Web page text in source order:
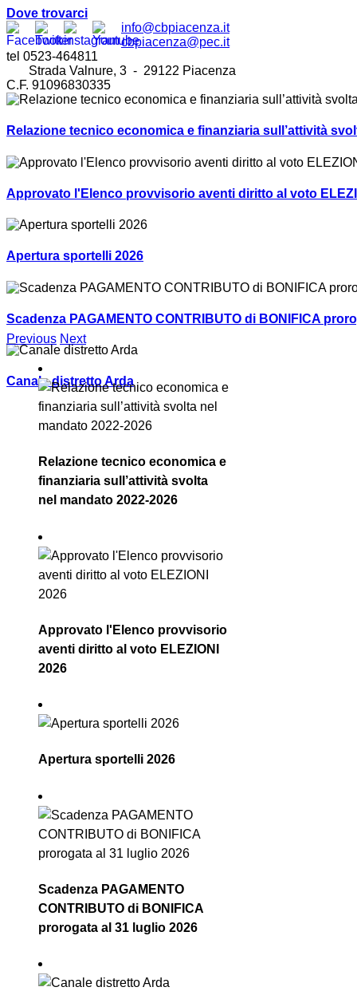
Dove trovarci
info@cbpiacenza.it
cbpiacenza@pec.it
tel 0523-464811
Strada Valnure, 3 - 29122 Piacenza
C.F. 91096830335
Relazione tecnico economica e finanziaria sull’attività
Approvato l'Elenco provvisorio aventi diritto al voto
Apertura sportelli 2026
Scadenza PAGAMENTO CONTRIBUTO di BONIFICA
Canale distretto Arda
Previous Next
Relazione tecnico economica e
finanziaria sull’attività svolta
nel mandato 2022-2026
Approvato l'Elenco provvisorio
aventi diritto al voto ELEZIONI
2026
Apertura sportelli 2026
Scadenza PAGAMENTO
CONTRIBUTO di BONIFICA
prorogata al 31 luglio 2026